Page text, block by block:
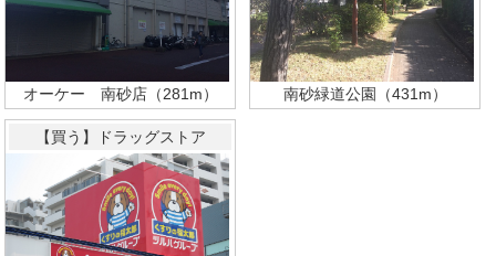
オーケー 南砂店（281m） 南砂緑道公園（431m）
【買う】ドラッグストア